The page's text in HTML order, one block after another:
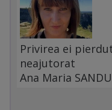
Privirea ei
neajutorat
Ana Maria SANDU